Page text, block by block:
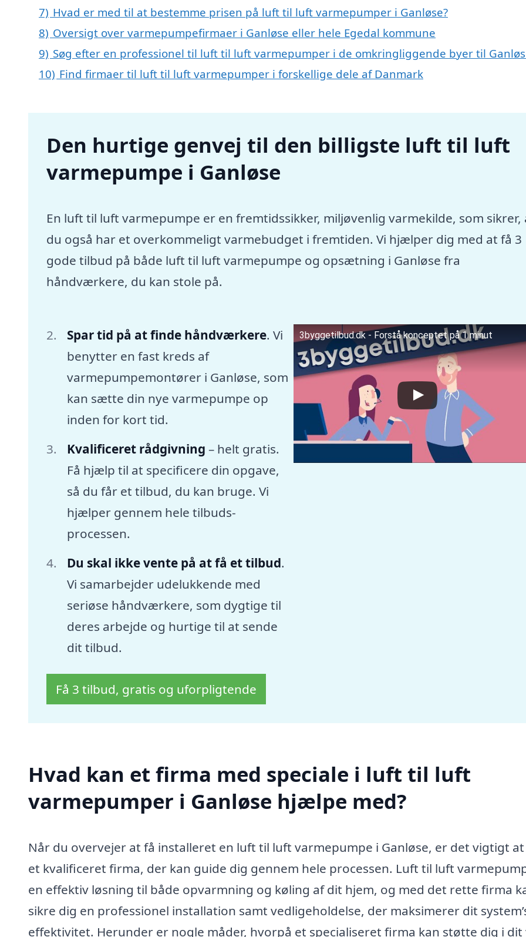
7) Hvad er med til at bestemme prisen på luft til luft varmepumper i Ganløse?
8) Oversigt over varmepumpefirmaer i Ganløse eller hele Egedal kommune
9) Søg efter en professionel til luft til luft varmepumper i de omkringliggende byer til
10) Find firmaer til luft til luft varmepumper i forskellige dele af Danmark
Den hurtige genvej til den billigste luft til luft
varmepumpe i Ganløse
En luft til luft varmepumpe er en fremtidssikker, miljøvenlig varmekilde, som sikrer,
du også har et overkommeligt varmebudget i fremtiden. Vi hjælper dig med at få 3
gode tilbud på både luft til luft varmepumpe og opsætning i Ganløse fra
håndværkere, du kan stole på.
Spar tid på at finde håndværkere. Vi
benytter en fast kreds af
varmepumpemontører i Ganløse, som
kan sætte din nye varmepumpe op
inden for kort tid.
Kvalificeret rådgivning – helt gratis.
Få hjælp til at specificere din opgave,
så du får et tilbud, du kan bruge. Vi
hjælper gennem hele tilbuds-
processen.
Du skal ikke vente på at få et tilbud.
Vi samarbejder udelukkende med
seriøse håndværkere, som dygtige til
deres arbejde og hurtige til at sende
dit tilbud.
3byggetilbud.dk - Forstå konceptet på 1 minut
Få 3 tilbud, gratis og uforpligtende
Hvad kan et firma med speciale i luft til luft
varmepumper i Ganløse hjælpe med?
Når du overvejer at få installeret en luft til luft varmepumpe i Ganløse, er det vigtigt
et kvalificeret firma, der kan guide dig gennem hele processen. Luft til luft
en effektiv løsning til både opvarmning og køling af dit hjem, og med det rette firma
sikre dig en professionel installation samt vedligeholdelse, der maksimerer dit
effektivitet. Herunder er nogle måder, hvorpå et specialiseret firma kan støtte dig i dit